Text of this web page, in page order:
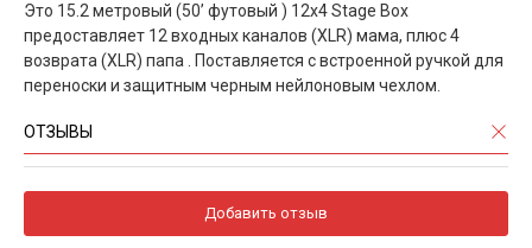
Это 15.2 метровый (50’ футовый ) 12x4 Stage Box
предоставляет 12 входных каналов (XLR) мама, плюс 4
возврата (XLR) папа . Поставляется с встроенной ручкой для
переноски и защитным черным нейлоновым чехлом.
ОТЗЫВЫ
Добавить отзыв